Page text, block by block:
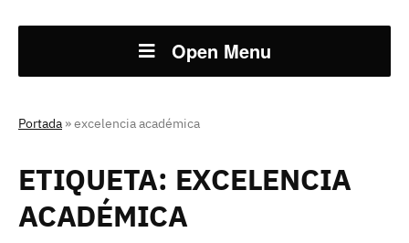
Open Menu
Portada »excelencia académica
ETIQUETA: EXCELENCIA
ACADÉMICA